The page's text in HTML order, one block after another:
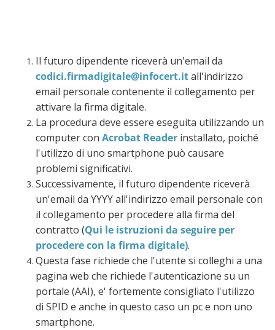
Il futuro dipendente riceverà un'email da
codici.firmadigitale@infocert.itall'indirizzo
email personale contenente il collegamento per
attivare la firma digitale.
La procedura deve essere eseguita utilizzando un
computer con Acrobat Reader installato, poiché
l'utilizzo di uno smartphone può causare
problemi significativi.
Successivamente, il futuro dipendente riceverà
un'email da YYYY all'indirizzo email personale con
il collegamento per procedere alla firma del
contratto (Qui le istruzioni da seguire per
procedere con la firma digitale).
Questa fase richiede che l'utente si colleghi a una
pagina web che richiede l'autenticazione su un
portale (AAI), e' fortemente consigliato l'utilizzo
di SPID e anche in questo caso un pc e non uno
smartphone.